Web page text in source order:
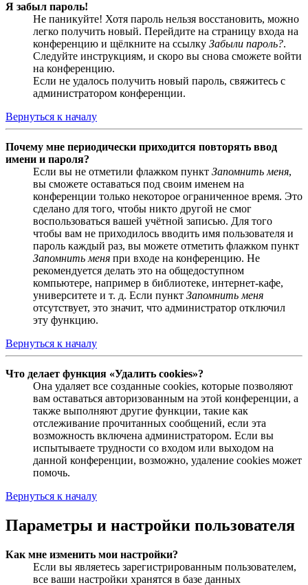
Я забыл пароль!
Не паникуйте! Хотя пароль нельзя восстановить, можно
легко получить новый. Перейдите на страницу входа на
конференцию и щёлкните на ссылку Забыли пароль?.
Следуйте инструкциям, и скоро вы снова сможете войти
на конференцию.
Если не удалось получить новый пароль, свяжитесь с
администратором конференции.
Вернуться к началу
Почему мне периодически приходится повторять ввод
имени и пароля?
Если вы не отметили флажком пункт Запомнить меня,
вы сможете оставаться под своим именем на
конференции только некоторое ограниченное время. Это
сделано для того, чтобы никто другой не смог
воспользоваться вашей учётной записью. Для того
чтобы вам не приходилось вводить имя пользователя и
пароль каждый раз, вы можете отметить флажком пункт
Запомнить меня при входе на конференцию. Не
рекомендуется делать это на общедоступном
компьютере, например в библиотеке, интернет-кафе,
университете и т. д. Если пункт Запомнить меня
отсутствует, это значит, что администратор отключил
эту функцию.
Вернуться к началу
Что делает функция «Удалить cookies»?
Она удаляет все созданные cookies, которые позволяют
вам оставаться авторизованным на этой конференции, а
также выполняют другие функции, такие как
отслеживание прочитанных сообщений, если эта
возможность включена администратором. Если вы
испытываете трудности со входом или выходом на
данной конференции, возможно, удаление cookies может
помочь.
Вернуться к началу
Параметры и настройки пользователя
Как мне изменить мои настройки?
Если вы являетесь зарегистрированным пользователем,
все ваши настройки хранятся в базе данных